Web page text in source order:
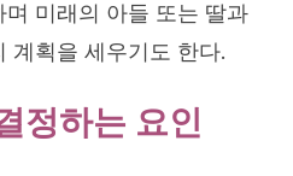
미래의 아들 또는 딸과
계획을 세우기도 한다.
정하는 요인